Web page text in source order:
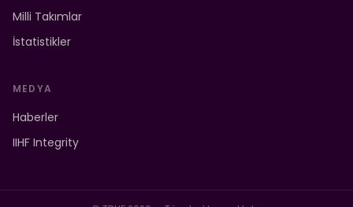
Milli Takımlar
İstatistikler
MEDYA
Haberler
IIHF Integrity